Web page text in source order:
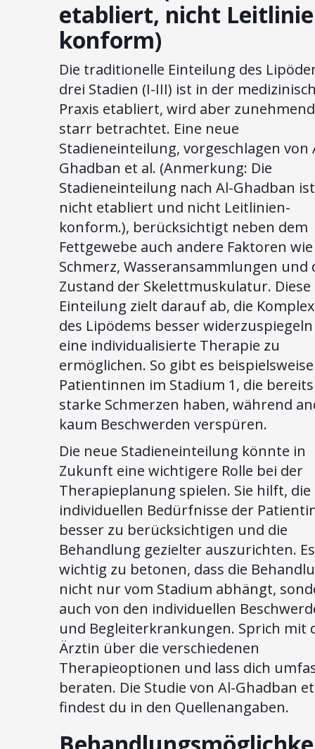
etabliert, nicht
konform)
Die traditionelle Einteilung des
drei Stadien (I-III) ist in der
Praxis etabliert, wird aber
starr betrachtet. Eine neue
Stadieneinteilung, vorgeschlagen von
Ghadban et al. (Anmerkung: Die
Stadieneinteilung nach Al-Ghadban
nicht etabliert und nicht Leitlinien-
konform.), berücksichtigt neben dem
Fettgewebe auch andere Faktoren wie
Schmerz, Wasseransammlungen und
Zustand der Skelettmuskulatur. Diese
Einteilung zielt darauf ab, die
des Lipödems besser
eine individualisierte Therapie zu
ermöglichen. So gibt es beispielsweise
Patientinnen im Stadium 1, die bereits
starke Schmerzen haben, während
kaum Beschwerden verspüren.
Die neue Stadieneinteilung könnte in
Zukunft eine wichtigere Rolle bei der
Therapieplanung spielen. Sie hilft, die
individuellen Bedürfnisse der
besser zu berücksichtigen und die
Behandlung gezielter auszurichten.
wichtig zu betonen, dass die
nicht nur vom Stadium abhängt,
auch von den individuellen
und Begleiterkrankungen. Sprich mit
Ärztin über die verschiedenen
Therapieoptionen und lass dich
beraten. Die Studie von Al-Ghadban
findest du in den Quellenangaben.